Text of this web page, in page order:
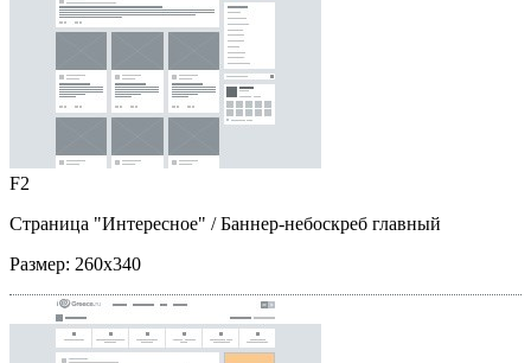
F2
Страница "Интересное" / Баннер-небоскреб главный
Размер: 260x340